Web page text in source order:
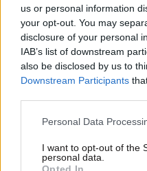
us or personal information
your opt-out. You may
disclosure of your personal
IAB’s list of downstream
also be disclosed by us to
Downstream Participants
Please note that this
not limited to your visit or
grant or deny consent to
Personal Data
I want to opt-out of the
personal data.
Opted In